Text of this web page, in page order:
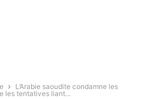
L’Arabie saoudite condamne les
les tentatives liant...